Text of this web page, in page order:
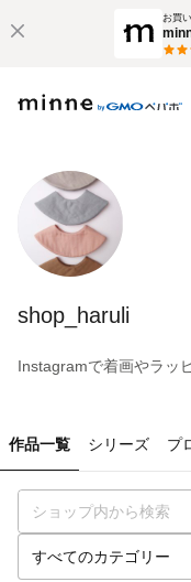
お買
shop_haruli
Instagramで着画やラッ
作品一覧 シリーズ プ